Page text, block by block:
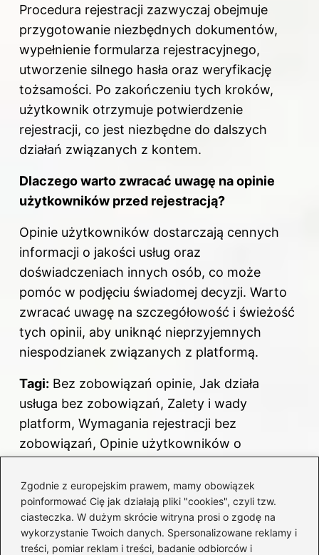
Zgodnie z europejskim prawem, mamy obowiązek
poinformować Cię jak działają pliki "cookies", czyli tzw.
ciasteczka. W dużym skrócie witryna prosi o zgodę na
wykorzystanie Twoich danych. Spersonalizowane reklamy i
treści, pomiar reklam i treści, badanie odbiorców i
Procedura rejestracji zazwyczaj obejmuje
przygotowanie niezbędnych dokumentów,
wypełnienie formularza rejestracyjnego,
utworzenie silnego hasła oraz weryfikację
tożsamości. Po zakończeniu tych kroków,
użytkownik otrzymuje potwierdzenie
rejestracji, co jest niezbędne do dalszych
działań związanych z kontem.
Dlaczego warto zwracać uwagę na opinie
użytkowników przed rejestracją?
Opinie użytkowników dostarczają cennych
informacji o jakości usług oraz
doświadczeniach innych osób, co może
pomóc w podjęciu świadomej decyzji. Warto
zwracać uwagę na szczegółowość i świeżość
tych opinii, aby uniknąć nieprzyjemnych
niespodzianek związanych z platformą.
Tagi: Bez zobowiązań opinie, Jak działa
usługa bez zobowiązań, Zalety i wady
platform, Wymagania rejestracji bez
zobowiązań, Opinie użytkowników o
Powiązane wpisy:
10 istotnych aspektów, które musisz
znać przed zakupem mieszkania na